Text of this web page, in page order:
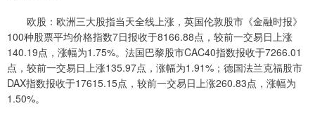
欧股：欧洲三大股指当天全线上涨，英国伦敦股市《金融时报》
100种股票平均价格指数7日报收于8166.88点，较前一交易日上涨
140.19点，涨幅为1.75%。法国巴黎股市CAC40指数报收于7266.01
点，较前一交易日上涨135.97点，涨幅为1.91%；德国法兰克福股市
DAX指数报收于17615.15点，较前一交易日上涨260.83点，涨幅为
1.50%。